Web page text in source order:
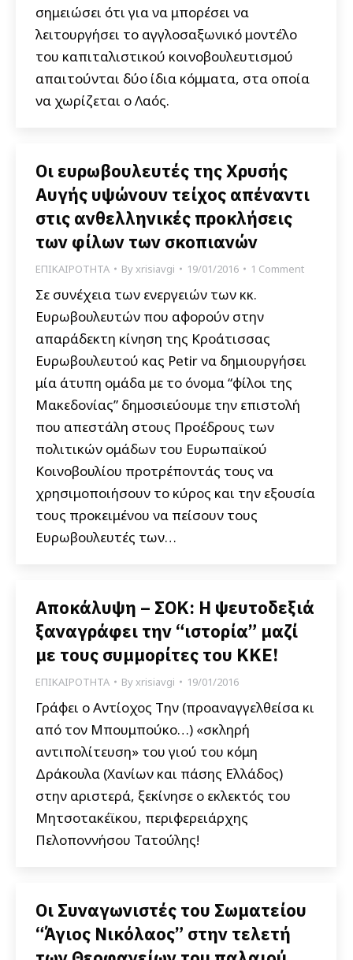
σημειώσει ότι για να μπορέσει να
λειτουργήσει το αγγλοσαξωνικό μοντέλο
του καπιταλιστικού κοινοβουλευτισμού
απαιτούνται δύο ίδια κόμματα, στα οποία
να χωρίζεται ο Λαός.
Οι ευρωβουλευτές της Χρυσής
Αυγής υψώνουν τείχος απέναντι
στις ανθελληνικές προκλήσεις
των φίλων των σκοπιανών
ΕΠΙΚΑΙΡΟΤΗΤΑ Byxrisiavgi 19/01/2016 1 Comment
Σε συνέχεια των ενεργειών των κκ.
Ευρωβουλευτών που αφορούν στην
απαράδεκτη κίνηση της Κροάτισσας
Ευρωβουλευτού κας Petir να δημιουργήσει
μία άτυπη ομάδα με το όνομα “φίλοι της
Μακεδονίας” δημοσιεύουμε την επιστολή
που απεστάλη στους Προέδρους των
πολιτικών ομάδων του Ευρωπαϊκού
Κοινοβουλίου προτρέποντάς τους να
χρησιμοποιήσουν το κύρος και την εξουσία
τους προκειμένου να πείσουν τους
Ευρωβουλευτές των…
Αποκάλυψη – ΣΟΚ: Η ψευτοδεξιά
ξαναγράφει την “ιστορία” μαζί
με τους συμμορίτες του ΚΚΕ!
ΕΠΙΚΑΙΡΟΤΗΤΑ Byxrisiavgi 19/01/2016
Γράφει ο Αντίοχος Την (προαναγγελθείσα κι
από τον Μπουμπούκο…) «σκληρή
αντιπολίτευση» του γιού του κόμη
Δράκουλα (Χανίων και πάσης Ελλάδος)
στην αριστερά, ξεκίνησε ο εκλεκτός του
Μητσοτακέϊκου, περιφερειάρχης
Πελοποννήσου Τατούλης!
Οι Συναγωνιστές του Σωματείου
“Άγιος Νικόλαος” στην τελετή